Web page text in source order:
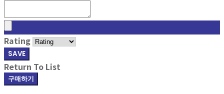
Rating
SAVE
Return To List
구매하기